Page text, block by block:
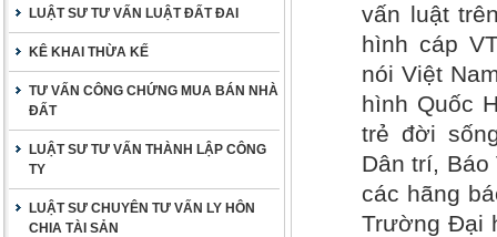
LUẬT SƯ TƯ VẤN LUẬT ĐẤT ĐAI
KÊ KHAI THỪA KẾ
TƯ VẤN CÔNG CHỨNG MUA BÁN NHÀ
ĐẤT
LUẬT SƯ TƯ VẤN THÀNH LẬP CÔNG
TY
LUẬT SƯ CHUYÊN TƯ VẤN LY HÔN
CHIA TÀI SẢN
vấn luật
hình cáp
nói Việt
hình Quốc
trẻ đời
Dân trí,
các hãng
Trường Đại